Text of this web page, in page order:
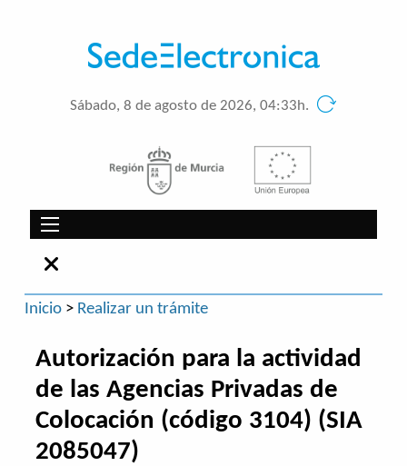
Sábado, 8 de agosto de 2026, 04:33h.
Inicio> Realizar un trámite
Autorización para la actividad
de las Agencias Privadas de
Colocación (código 3104) (SIA
2085047)